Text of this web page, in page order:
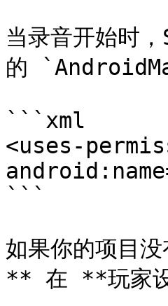
当录音开始时
的
```xml
<uses-
```
如果你的项目
** 在 **玩家